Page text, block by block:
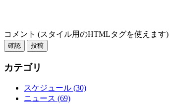
コメント (スタイル用のHTMLタグを使えます)
カテゴリ
スケジュール (30)
ニュース (69)